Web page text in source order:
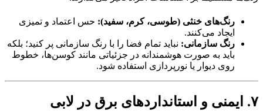
رنگ‌های خنثی (طوسی، کرم، سفید): حس اعتماد و تمیزی
ایجاد می‌کنند.
رنگ سازمانی: نباید تمام فضا را با رنگ سازمانی پر کنید؛ بلکه
باید به صورت هوشمندانه در جزئیاتی مانند کوسن‌ها، خطوط
روی دیوار یا نورپردازی استفاده شود.
۷. ایمنی و استانداردهای برق در لابی